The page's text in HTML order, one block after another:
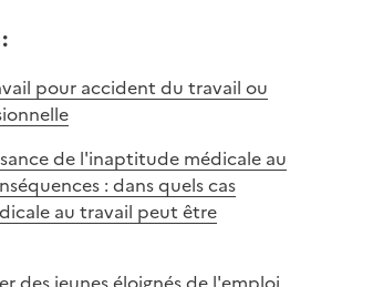
pour accident du travail ou
de l'inaptitude médicale au
: dans quels cas
au travail peut être